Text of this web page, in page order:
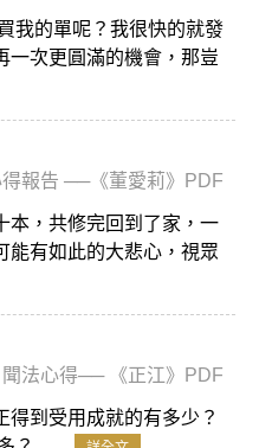
我的單呢？我很快的就發
一次更圓滿的機會，那豈
得報告 ──《董愛莉》PDF
本，共修完回到了家，一
能有如此的大悲心，視眾
聞法心得── 《正江》PDF
到受用成就的有多少？